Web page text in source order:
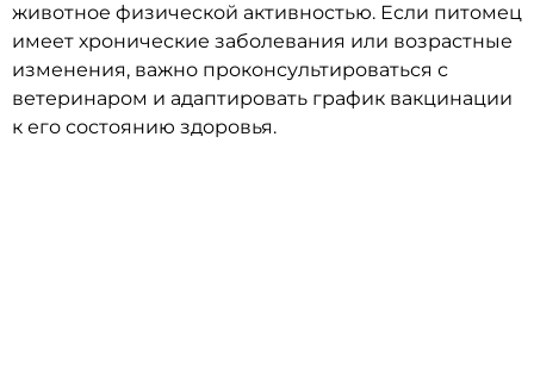
животное физической активностью. Если питомец
имеет хронические заболевания или возрастные
изменения, важно проконсультироваться с
ветеринаром и адаптировать график вакцинации
к его состоянию здоровья.